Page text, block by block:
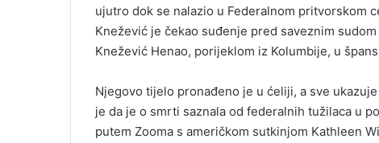
a
i
l
ujutro dok se nalazio u Federalnom pritvorskom
Knežević je čekao suđenje pred saveznim
Knežević Henao, porijeklom iz Kolumbije, u
Njegovo tijelo pronađeno je u ćeliji, a sve
je da je o smrti saznala od federalnih tužilaca u
putem Zooma s američkom sutkinjom Kathleen